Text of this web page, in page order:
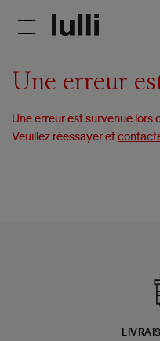
Une erreur
Une erreur est survenue
Veuillez réessayer et